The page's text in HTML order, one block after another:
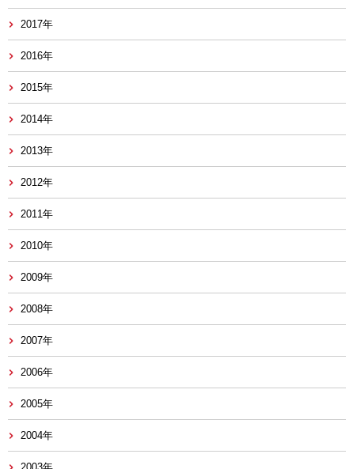
2017年
2016年
2015年
2014年
2013年
2012年
2011年
2010年
2009年
2008年
2007年
2006年
2005年
2004年